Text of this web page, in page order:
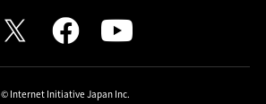
© Internet Initiative Japan Inc.